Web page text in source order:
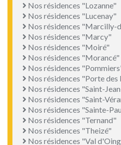
Nos résidences "Lozanne"
Nos résidences "Lucenay"
Nos résidences "Marcilly-
Nos résidences "Marcy"
Nos résidences "Moiré"
Nos résidences "Morancé"
Nos résidences
Nos résidences "Porte des
Nos résidences "Saint-
Nos résidences "Saint-
Nos résidences "Sainte-
Nos résidences "Ternand"
Nos résidences "Theizé"
Nos résidences "Val